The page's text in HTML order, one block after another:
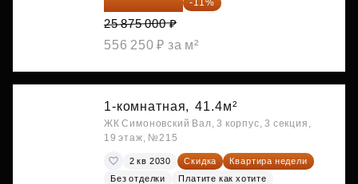
25 875 000 ₽
556 250 ₽ за м²
1-комнатная, 41.4м²
ЖК Симоновский Вал, 3 корпус, 3 секция,
19 этаж, №215
2 кв 2030 Скидка
Квартира недели
Без отделки
Платите как хотите